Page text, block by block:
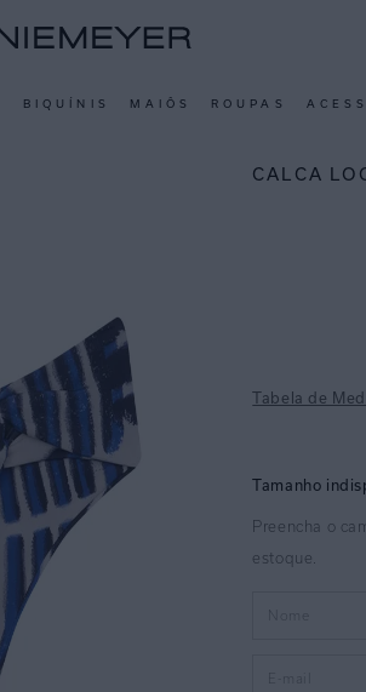
BIQUÍNIS MAIÔS ROUPAS
CALCA
Tabela de